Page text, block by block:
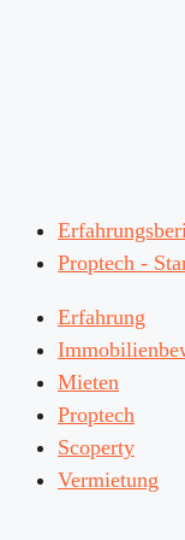
Proptech -
Erfahrung
Mieten
Proptech
Scoperty
Vermietung